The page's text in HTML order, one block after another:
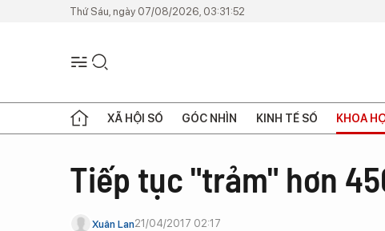
Thứ Sáu, ngày 07/08/2026, 03:31:52
XÃ HỘI SỐ GÓC NHÌN KINH TẾ SỐ KHOA
Tiếp tục "trảm" hơn
Xuân Lan21/04/2017 02:17